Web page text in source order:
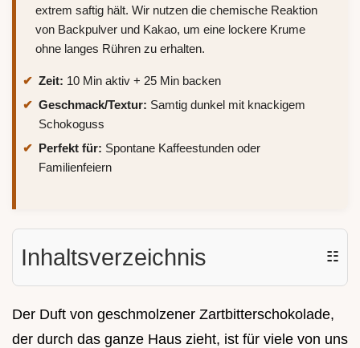
extrem saftig hält. Wir nutzen die chemische Reaktion
von Backpulver und Kakao, um eine lockere Krume
ohne langes Rühren zu erhalten.
Zeit: 10 Min aktiv + 25 Min backen
Geschmack/Textur: Samtig dunkel mit knackigem
Schokoguss
Perfekt für: Spontane Kaffeestunden oder
Familienfeiern
Inhaltsverzeichnis ☷
Der Duft von geschmolzener Zartbitterschokolade,
der durch das ganze Haus zieht, ist für viele von uns